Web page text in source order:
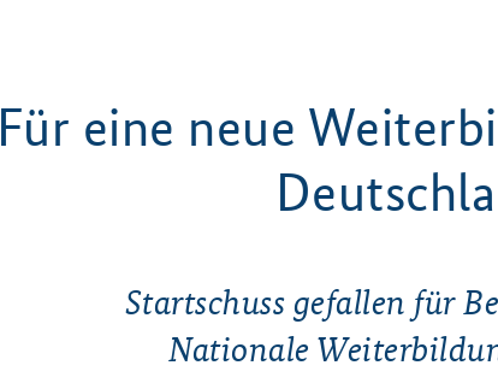
Für eine neue
Startschuss gefallen für
Nationale